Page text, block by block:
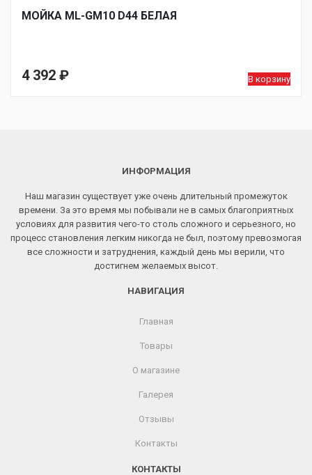
МОЙКA ML-GM10 D44 БЕЛАЯ
4 392 ₽ В корзину
ИНФОРМАЦИЯ
Наш магазин существует уже очень длительный промежуток
времени. За это время мы побывали не в самых благоприятных
условиях для развития чего-то столь сложного и серьезного, но
процесс становления легким никогда не был, поэтому превозмогая
все сложности и затруднения, каждый день мы верили, что
достигнем желаемых высот.
НАВИГАЦИЯ
Главная
Товары
О магазине
Галерея
Отзывы
Контакты
КОНТАКТЫ